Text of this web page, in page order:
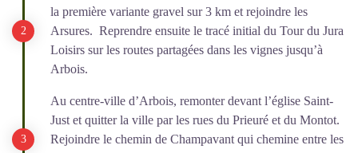
la première variante gravel sur 3 km et rejoindre les
Arsures. Reprendre ensuite le tracé initial du Tour du Jura
Loisirs sur les routes partagées dans les vignes jusqu’à
Arbois.
Au centre-ville d’Arbois, remonter devant l’église Saint-
Just et quitter la ville par les rues du Prieuré et du Montot.
Rejoindre le chemin de Champavant qui chemine entre les